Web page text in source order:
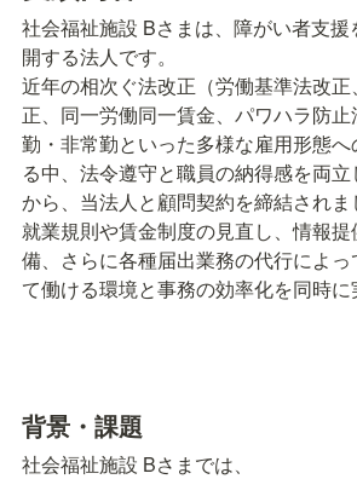
社会福祉施設 Bさまは、障がい者支
開する法人です。
近年の相次ぐ法改正（労働基準法改
正、同一労働同一賃金、パワハラ防
勤・非常勤といった多様な雇用形態
る中、法令遵守と職員の納得感を両立
から、当法人と顧問契約を締結されま
就業規則や賃金制度の見直し、情報
備、さらに各種届出業務の代行によ
て働ける環境と事務の効率化を同時に
背景・課題
社会福祉施設 Bさまでは、